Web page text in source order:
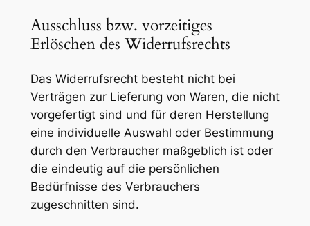
Ausschluss bzw. vorzeitiges
Erlöschen des Widerrufsrechts
Das Widerrufsrecht besteht nicht bei
Verträgen zur Lieferung von Waren, die nicht
vorgefertigt sind und für deren Herstellung
eine individuelle Auswahl oder Bestimmung
durch den Verbraucher maßgeblich ist oder
die eindeutig auf die persönlichen
Bedürfnisse des Verbrauchers
zugeschnitten sind.